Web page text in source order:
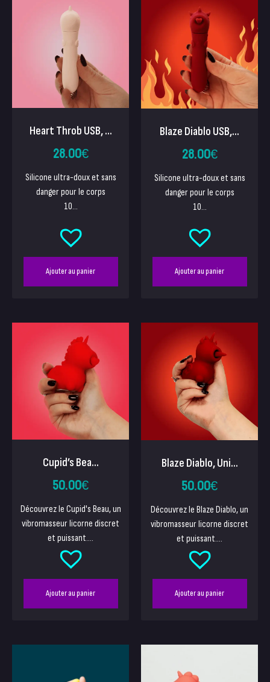
Heart Throb USB, ...
28.00€
Silicone ultra-doux et sans
danger pour le corps
10...
Ajouter au panier
Blaze Diablo USB,...
28.00€
Silicone ultra-doux et sans
danger pour le corps
10...
Ajouter au panier
Cupid’s Bea...
50.00€
Découvrez le Cupid's Beau, un
vibromasseur licorne discret
et puissant....
Ajouter au panier
Blaze Diablo, Uni...
50.00€
Découvrez le Blaze Diablo, un
vibromasseur licorne discret
et puissant....
Ajouter au panier